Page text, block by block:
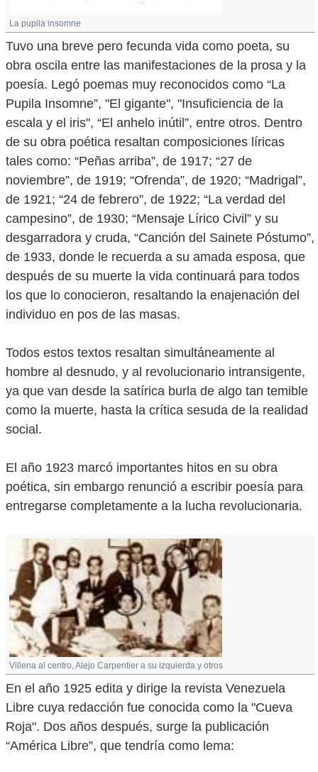
La pupila insomne
Tuvo una breve pero fecunda vida como poeta, su
obra oscila entre las manifestaciones de la prosa y la
poesía. Legó poemas muy reconocidos como “La
Pupila Insomne”, "El gigante", "Insuficiencia de la
escala y el iris", “El anhelo inútil”, entre otros. Dentro
de su obra poética resaltan composiciones líricas
tales como: “Peñas arriba”, de 1917; “27 de
noviembre”, de 1919; “Ofrenda”, de 1920; “Madrigal”,
de 1921; “24 de febrero”, de 1922; “La verdad del
campesino”, de 1930; “Mensaje Lírico Civil” y su
desgarradora y cruda, “Canción del Sainete Póstumo”,
de 1933, donde le recuerda a su amada esposa, que
después de su muerte la vida continuará para todos
los que lo conocieron, resaltando la enajenación del
individuo en pos de las masas.
Todos estos textos resaltan simultáneamente al
hombre al desnudo, y al revolucionario intransigente,
ya que van desde la satírica burla de algo tan temible
como la muerte, hasta la crítica sesuda de la realidad
social.
El año 1923 marcó importantes hitos en su obra
poética, sin embargo renunció a escribir poesía para
entregarse completamente a la lucha revolucionaria.
Villena al centro, Alejo Carpentier a su izquierda y otros
En el año 1925 edita y dirige la revista Venezuela
Libre cuya redacción fue conocida como la "Cueva
Roja". Dos años después, surge la publicación
“América Libre”, que tendría como lema: